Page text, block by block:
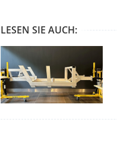
LESEN SIE AUCH: